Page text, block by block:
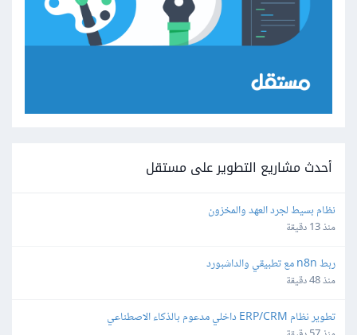
أحدث مشاريع التطوير على مستقل
نظام بسيط لجرد العهد والمخزون
منذ 13 دقيقة
ربط n8n مع تطبيقي والداشبورد
منذ 48 دقيقة
تطوير نظام ERP/CRM داخلي مدعوم بالذكاء الاصطناعي